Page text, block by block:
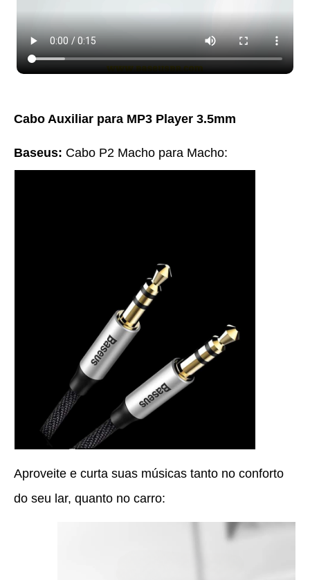
Cabo Auxiliar para MP3 Player 3.5mm
Baseus: Cabo P2 Macho para Macho:
Aproveite e curta suas músicas tanto no conforto
do seu lar, quanto no carro: